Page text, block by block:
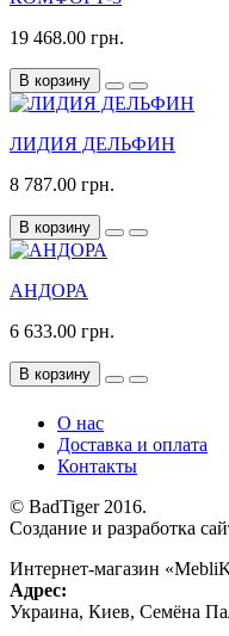
19 468.00 грн.
В корзину
ЛИДИЯ ДЕЛЬФИН
8 787.00 грн.
В корзину
АНДОРА
6 633.00 грн.
В корзину
О нас
Доставка и оплата
Контакты
© BadTiger 2016.
Создание и разработка
Интернет-магазин
Адрес:
Украина, Киев, Семёна